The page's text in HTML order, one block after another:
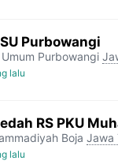
Purbowangi
Purbowangi
lalu
RS PKU
Boja Jawa
lalu